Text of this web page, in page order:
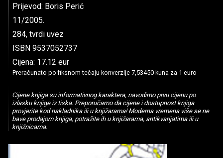
Prijevod: Boris Perić
11/2005.
284, tvrdi uvez
ISBN 9537052737
Cijena: 17.12 eur
Preračunato po fiksnom tečaju konverzije 7,53450 kuna za 1 euro
Cijene knjiga su informativnog karaktera, navodimo prvu cijenu po
izlasku knjige iz tiska. Preporučamo da cijene i dostupnost knjiga
provjerite kod nakladnika ili u knjižarama! Moderna vremena više se ne
bave prodajom knjiga, potražite ih u knjižarama, antikvarijatima ili u
knjižnicama.